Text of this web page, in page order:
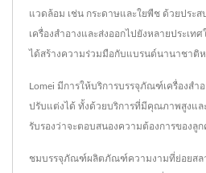
แวดล้อม เช่น กระดาษและใยพืช ด้วยประ
เครื่องสำอางและส่งออกไปยังหลายประเทศ
ได้สร้างความร่วมมือกับแบรนด์นานาชาติ
Lomei มีการให้บริการบรรจุภัณฑ์เครื่องสำ
ปรับแต่งได้ ทั้งด้วยบริการที่มีคุณภาพสูงแล
รับรองว่าจะตอบสนองความต้องการของลู
ชมบรรจุภัณฑ์ผลิตภัณฑ์ความงามที่ย่อยสลา